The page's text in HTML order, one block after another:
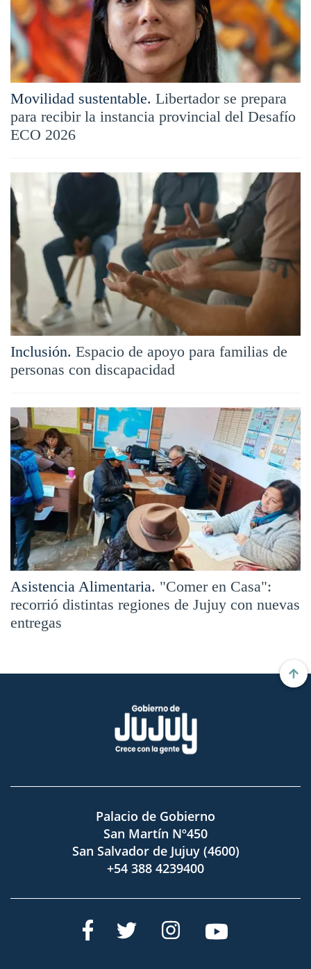
Movilidad sustentable. Libertador se prepara
para recibir la instancia provincial del Desafío
ECO 2026
Inclusión. Espacio de apoyo para familias de
personas con discapacidad
Asistencia Alimentaria. "Comer en Casa":
recorrió distintas regiones de Jujuy con nuevas
entregas
Palacio de Gobierno
San Martín Nº450
San Salvador de Jujuy (4600)
+54 388 4239400